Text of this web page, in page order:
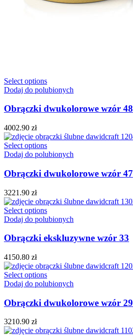
Select options
Dodaj do polubionych
Obrączki dwukolorowe wzór 48
4002.90 zł
Select options
Dodaj do polubionych
Obrączki dwukolorowe wzór 47
3221.90 zł
Select options
Dodaj do polubionych
Obrączki ekskluzywne wzór 33
4150.80 zł
Select options
Dodaj do polubionych
Obrączki dwukolorowe wzór 29
3210.90 zł